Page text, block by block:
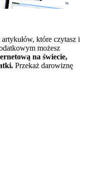
artykułów, które czytasz i
możesz
na świecie,
Przekaż darowiznę